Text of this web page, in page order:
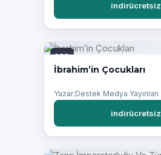
indirücretsiz
PDF
İbrahim’in Çocukları
Yazar:Destek Medya Yayınları
indirücretsiz